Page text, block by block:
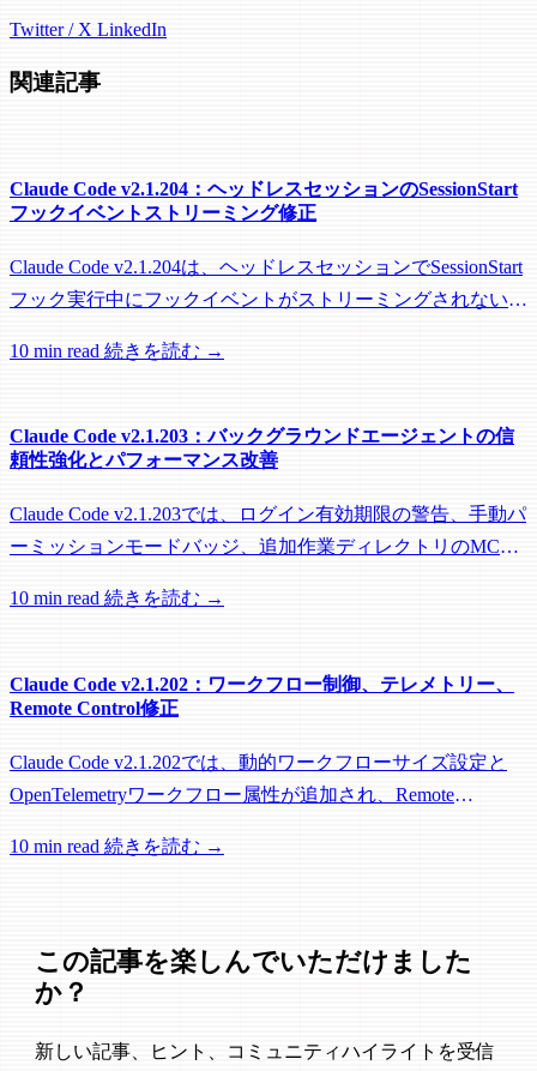
Twitter / X LinkedIn
関連記事
Claude Code v2.1.204：ヘッドレスセッションのSessionStart
フックイベントストリーミング修正
Claude Code v2.1.204は、ヘッドレスセッションでSessionStart
フック実行中にフックイベントがストリーミングされない問
収されるのを防ぐメンテナンスリリースです。
10 min read 続きを読む →
Claude Code v2.1.203：バックグラウンドエージェントの信
頼性強化とパフォーマンス改善
Claude Code v2.1.203では、ログイン有効期限の警告、手動パ
ーミッションモードバッジ、追加作業ディレクトリのMCP
パフォーマンスに関する多数の修正が含まれています。
10 min read 続きを読む →
Claude Code v2.1.202：ワークフロー制御、テレメトリー、
Remote Control修正
Claude Code v2.1.202では、動的ワークフローサイズ設定と
OpenTelemetryワークフロー属性が追加され、Remote
の修正が含まれています。
10 min read 続きを読む →
この記事を楽しんでいただけました
か？
新しい記事、ヒント、コミュニティハイライトを受信